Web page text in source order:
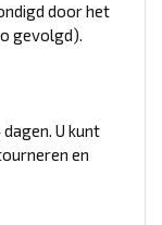
door het
gevolgd).
U kunt
en